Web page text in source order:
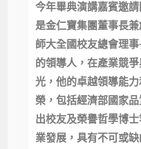
今年畢典演講嘉賓邀
是金仁寶集團董事長
師大全國校友總會理
的領導人，在產業競
光，他的卓越領導能
榮，包括經濟部國家
出校友及榮譽哲學博
業發展，具有不可或缺